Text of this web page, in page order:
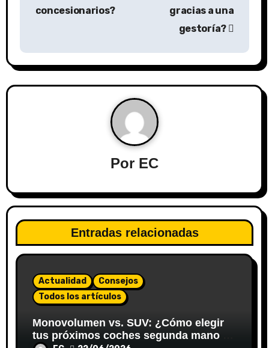
concesionarios?
gracias a una
gestoría?
Por EC
Entradas relacionadas
Actualidad
Consejos
Todos los artículos
Monovolumen vs. SUV: ¿Cómo elegir
tus próximos coches segunda mano en